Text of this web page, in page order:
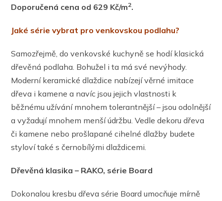
Doporučená cena od 629 Kč/m2.
Jaké série vybrat pro venkovskou podlahu?
Samozřejmě, do venkovské kuchyně se hodí klasická
dřevěná podlaha. Bohužel i ta má své nevýhody.
Moderní keramické dlaždice nabízejí věrné imitace
dřeva i kamene a navíc jsou jejich vlastnosti k
běžnému užívání mnohem tolerantnější – jsou odolnější
a vyžadují mnohem menší údržbu. Vedle dekoru dřeva
či kamene nebo prošlapané cihelné dlažby budete
styloví také s černobílými dlaždicemi.
Dřevěná klasika – RAKO, série Board
Dokonalou kresbu dřeva série Board umocňuje mírně